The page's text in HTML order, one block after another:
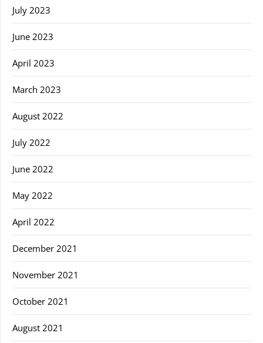
July 2023
June 2023
April 2023
March 2023
August 2022
July 2022
June 2022
May 2022
April 2022
December 2021
November 2021
October 2021
August 2021